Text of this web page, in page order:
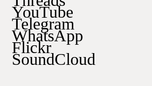
YouTube
Telegram
WhatsApp
Flickr
SoundCloud